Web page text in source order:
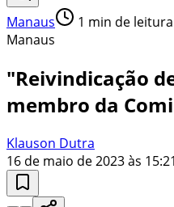
Manaus 1 min de leitura
Manaus
"Reivindicação
membro da
Klauson Dutra
16 de maio de 2023 às 15:21